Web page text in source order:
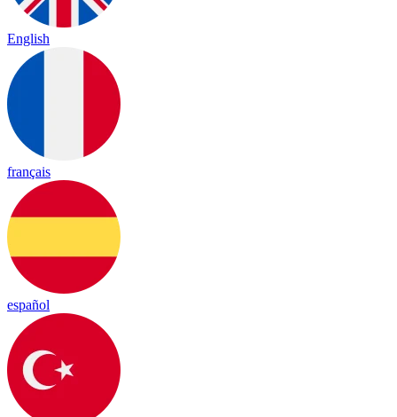
English
français
español